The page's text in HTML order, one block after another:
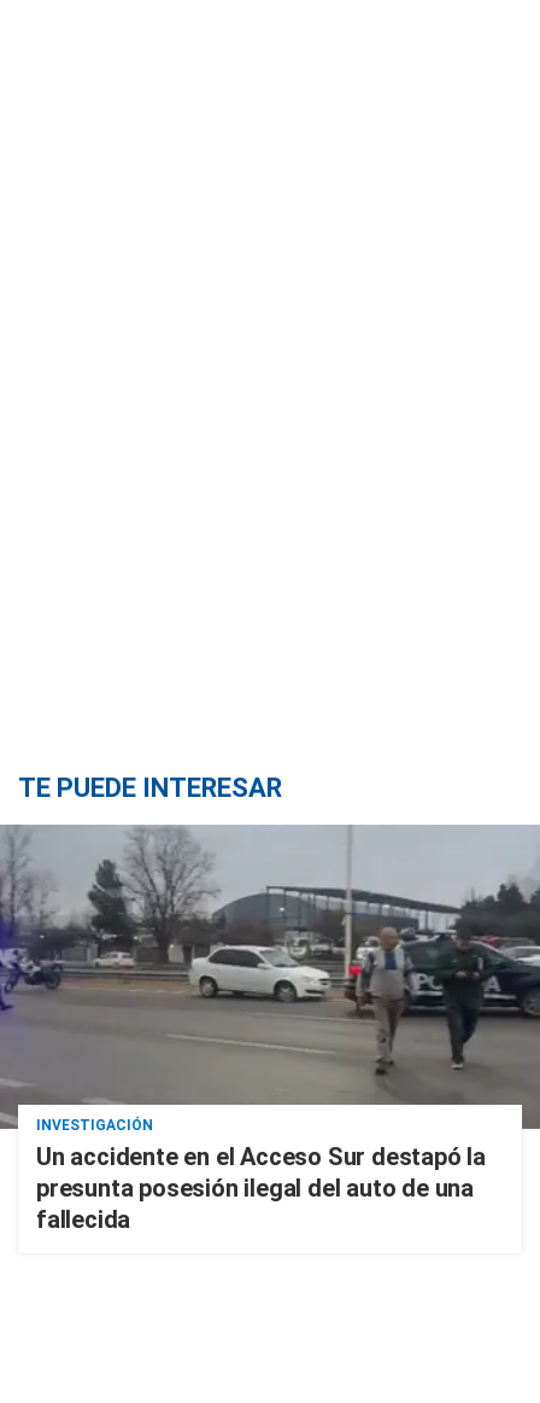
TE PUEDE INTERESAR
INVESTIGACIÓN
Un accidente en el Acceso Sur destapó la
presunta posesión ilegal del auto de una
fallecida